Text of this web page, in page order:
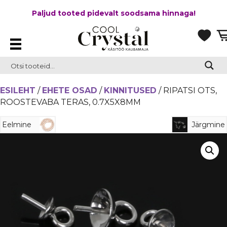
Paljud tooted pidevalt soodsama hinnaga!
ESILEHT / EHETE OSAD / KINNITUSED / RIPATSI OTS,
ROOSTEVABA TERAS, 0.7X5X8MM
Eelmine Järgmine